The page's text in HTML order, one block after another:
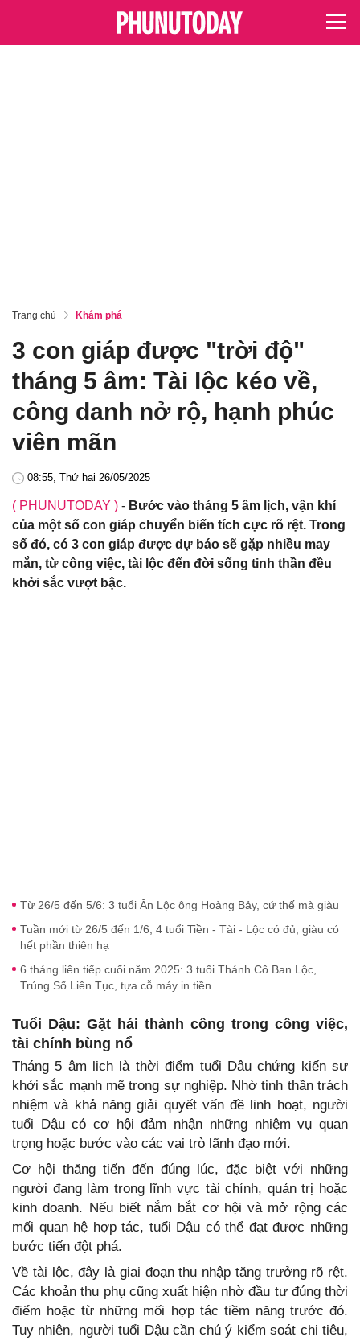
Trang chủ Khám phá
3 con giáp được "trời độ"
tháng 5 âm: Tài lộc kéo về,
công danh nở rộ, hạnh phúc
viên mãn
08:55, Thứ hai 26/05/2025
( PHUNUTODAY ) - Bước vào tháng 5 âm lịch, vận khí
của một số con giáp chuyển biến tích cực rõ rệt. Trong
số đó, có 3 con giáp được dự báo sẽ gặp nhiều may
mắn, từ công việc, tài lộc đến đời sống tinh thần đều
khởi sắc vượt bậc.
Từ 26/5 đến 5/6: 3 tuổi Ăn Lộc ông Hoàng Bảy, cứ thế mà giàu
Tuần mới từ 26/5 đến 1/6, 4 tuổi Tiền - Tài - Lộc có đủ, giàu có
hết phần thiên hạ
6 tháng liên tiếp cuối năm 2025: 3 tuổi Thánh Cô Ban Lộc,
Trúng Số Liên Tục, tựa cỗ máy in tiền
Tuổi Dậu: Gặt hái thành công trong công việc,
tài chính bùng nổ
Tháng 5 âm lịch là thời điểm tuổi Dậu chứng kiến sự
khởi sắc mạnh mẽ trong sự nghiệp. Nhờ tinh thần trách
nhiệm và khả năng giải quyết vấn đề linh hoạt, người
tuổi Dậu có cơ hội đảm nhận những nhiệm vụ quan
trọng hoặc bước vào các vai trò lãnh đạo mới.
Cơ hội thăng tiến đến đúng lúc, đặc biệt với những
người đang làm trong lĩnh vực tài chính, quản trị hoặc
kinh doanh. Nếu biết nắm bắt cơ hội và mở rộng các
mối quan hệ hợp tác, tuổi Dậu có thể đạt được những
bước tiến đột phá.
Về tài lộc, đây là giai đoạn thu nhập tăng trưởng rõ rệt.
Các khoản thu phụ cũng xuất hiện nhờ đầu tư đúng thời
điểm hoặc từ những mối hợp tác tiềm năng trước đó.
Tuy nhiên, người tuổi Dậu cần chú ý kiểm soát chi tiêu,